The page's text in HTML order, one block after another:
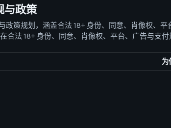
与政策
政策规划，涵盖合法 18+ 身份、同意、肖像权、平
合法 18+ 身份、同意、肖像权、平台、广告与支付
为